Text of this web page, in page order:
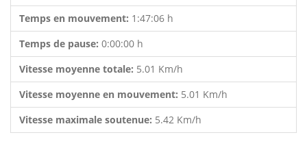
Temps en mouvement: 1:47:06 h
Temps de pause: 0:00:00 h
Vitesse moyenne totale: 5.01 Km/h
Vitesse moyenne en mouvement: 5.01 Km/h
Vitesse maximale soutenue: 5.42 Km/h